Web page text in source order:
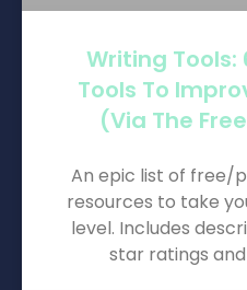
Writing Tools:
Tools To
(via The
An epic list of free/
resources to take
level. Includes
star ratings